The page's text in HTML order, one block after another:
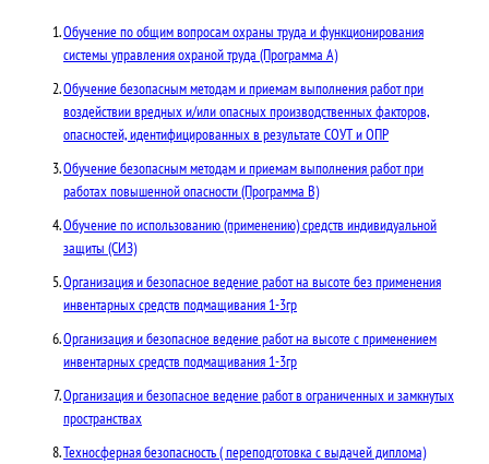
Обучение по общим вопросам охраны труда и функционирования
системы управления охраной труда (Программа А)
Обучение безопасным методам и приемам выполнения работ при
воздействии вредных и/или опасных производственных факторов,
опасностей, идентифицированных в результате СОУТ и ОПР
Обучение безопасным методам и приемам выполнения работ при
работах повышенной опасности (Программа В)
Обучение по использованию (применению) средств индивидуальной
защиты (СИЗ)
Организация и безопасное ведение работ на высоте без применения
инвентарных средств подмащивания 1-3гр
Организация и безопасное ведение работ на высоте с применением
инвентарных средств подмащивания 1-3гр
Организация и безопасное ведение работ в ограниченных и замкнутых
пространствах
Техносферная безопасность ( переподготовка с выдачей диплома)